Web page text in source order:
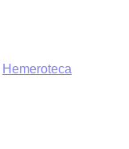
Hemeroteca